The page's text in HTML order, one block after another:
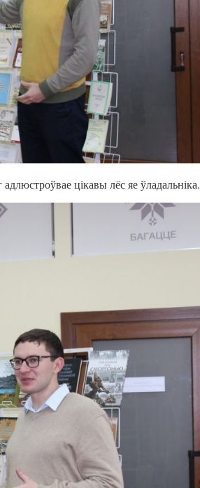
цікавы лёс яе ўладальніка.